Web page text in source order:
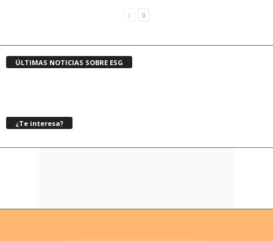
ÚLTIMAS NOTICIAS SOBRE ESG
¿Te interesa?